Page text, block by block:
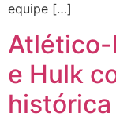
equipe […]
Atlético-
e Hulk